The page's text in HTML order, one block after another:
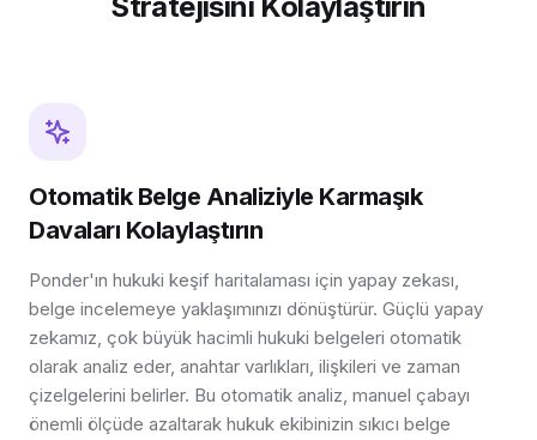
Otomatik Belge Analiziyle Karmaşık
Davaları Kolaylaştırın
Ponder'ın hukuki keşif haritalaması için yapay zekası,
belge incelemeye yaklaşımınızı dönüştürür. Güçlü yapay
zekamız, çok büyük hacimli hukuki belgeleri otomatik
olarak analiz eder, anahtar varlıkları, ilişkileri ve zaman
çizelgelerini belirler. Bu otomatik analiz, manuel çabayı
önemli ölçüde azaltarak hukuk ekibinizin sıkıcı belge